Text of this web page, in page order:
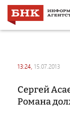
13:24, 15.07.2013
Сергей
Романа